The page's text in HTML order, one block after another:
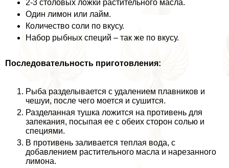
2-3 столовых ложки растительного масла.
Один лимон или лайм.
Количество соли по вкусу.
Набор рыбных специй – так же по вкусу.
Последовательность приготовления:
Рыба разделывается с удалением плавников и
чешуи, после чего моется и сушится.
Разделанная тушка ложится на противень для
запекания, посыпая ее с обеих сторон солью и
специями.
В противень заливается теплая вода, с
добавлением растительного масла и нарезанного
лимона.